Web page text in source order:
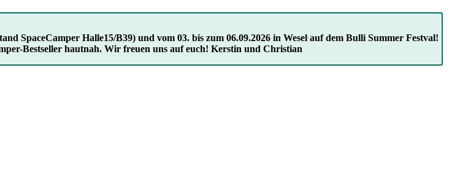
SpaceCamper Halle15/B39) und vom 03. bis zum 06.09.2026 in Wesel auf dem Bulli Summer Festval!
Bestseller hautnah. Wir freuen uns auf euch! Kerstin und Christian